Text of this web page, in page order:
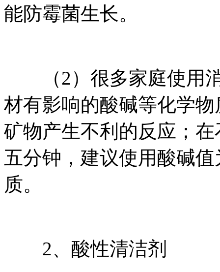
能防霉菌生长。
（2）很多家庭使用消
材有影响的酸碱等化学
矿物产生不利的反应；
五分钟，建议使用酸碱
质。
2、酸性清洁剂